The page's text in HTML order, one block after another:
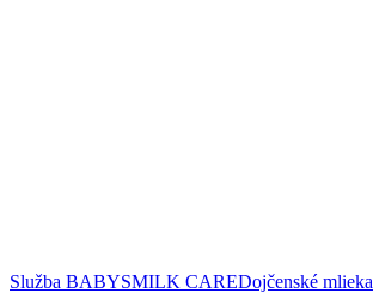
Služba BABYSMILK CAREDojčenské mlieka